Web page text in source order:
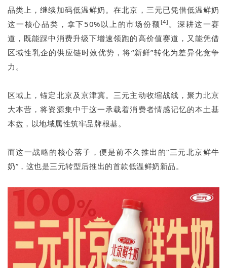
品类上，继续加码低温鲜奶。在北京，三元已凭借低温鲜奶
这一核心品类，拿下50%以上的市场份额 [4] 。深耕这一赛
道，既能踩中消费升级下增速领跑的高价值赛道，又能凭借
区域性乳企的供应链时效优势，将“新鲜”转化为差异化竞争
力。
区域上，锚定北京及京津冀。三元主动收缩战线，聚力北京
大本营，将资源集中于这一承载着消费者情感记忆的本土基
本盘，以地域属性筑牢品牌根基。
而这一战略的核心落子，便是前不久推出的“三元北京鲜牛
奶”，这也是三元转型后推出的首款低温鲜奶新品。